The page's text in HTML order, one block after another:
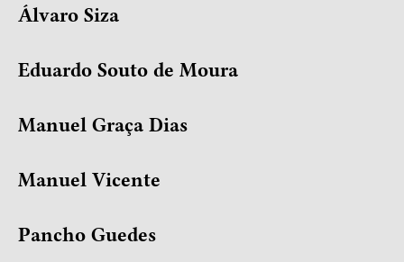
Álvaro Siza
Eduardo Souto de Moura
Manuel Graça Dias
Manuel Vicente
Pancho Guedes